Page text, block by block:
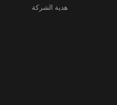
هدية الشركة